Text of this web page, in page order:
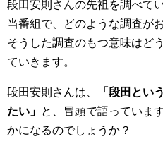
段田安則さんの先祖を調べて
当番組で、どのような調査が
そうした調査のもつ意味はど
ていきます。
段田安則さんは、
「段田とい
たい」 と、冒頭で語っていま
かになるのでしょうか？